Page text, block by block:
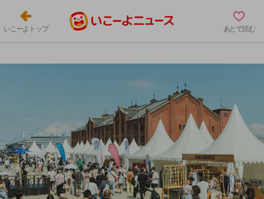
いこーよトップ あとで読む